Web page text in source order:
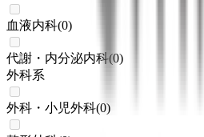
血液内科(0)
代謝・内分泌内科(0)
外科系
外科・小児外科(0)